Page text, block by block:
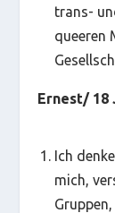
trans-
queeren
Ernest/ 18
Ich
mich,